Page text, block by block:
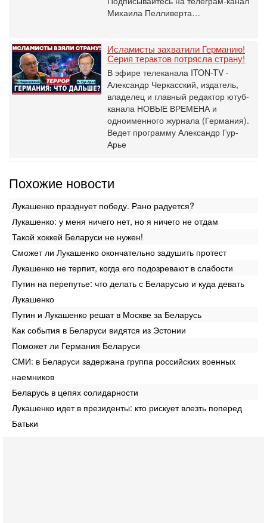
Михаила Пелливерта…
Исламисты захватили Германию!
Серия терактов потрясла страну!
В эфире телеканала ITON-TV -
Александр Черкасский, издатель,
владелец и главный редактор ютуб-
канала НОВЫЕ ВРЕМЕНА и
одноименного журнала (Германия).
Ведет программу Александр Гур-
Арье
Похожие новости
Лукашенко празднует победу. Рано радуется?
Лукашенко: у меня ничего нет, но я ничего не отдам
Такой хоккей Беларуси не нужен!
Сможет ли Лукашенко окончательно задушить протест
Лукашенко не терпит, когда его подозревают в слабости
Путин на перепутье: что делать с Беларусью и куда девать
Лукашенко
Путин и Лукашенко решат в Москве за Беларусь
Как события в Беларуси видятся из Эстонии
Поможет ли Германия Беларуси
СМИ: в Беларуси задержана группа российских военных
наемников
Беларусь в цепях солидарности
Лукашенко идет в президенты: кто рискует влезть поперед
Батьки